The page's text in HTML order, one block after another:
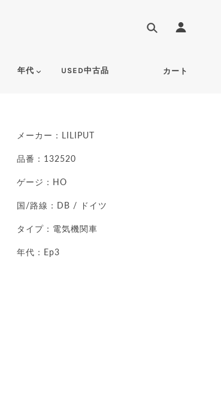
年代 USED中古品 カート
メーカー：LILIPUT
品番：132520
ゲージ：HO
国/路線：DB / ドイツ
タイプ：電気機関車
年代：Ep3